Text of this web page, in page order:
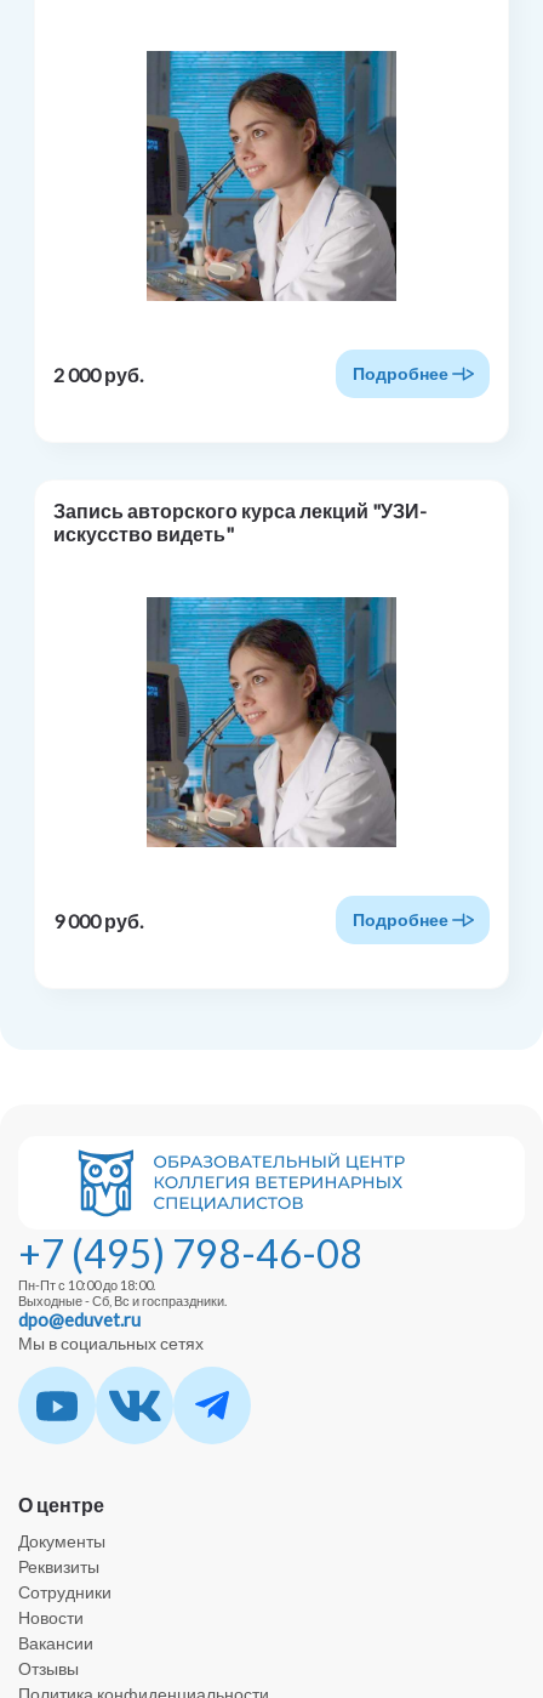
2 000 руб. Подробнее
Запись авторского курса лекций "УЗИ-
искусство видеть"
9 000 руб. Подробнее
+7 (495) 798-46-08
Пн-Пт с 10:00 до 18:00.
Выходные - Сб, Вс и госпраздники.
dpo@eduvet.ru
Мы в социальных сетях
О центре
Документы
Реквизиты
Сотрудники
Новости
Вакансии
Отзывы
Политика конфиденциальности